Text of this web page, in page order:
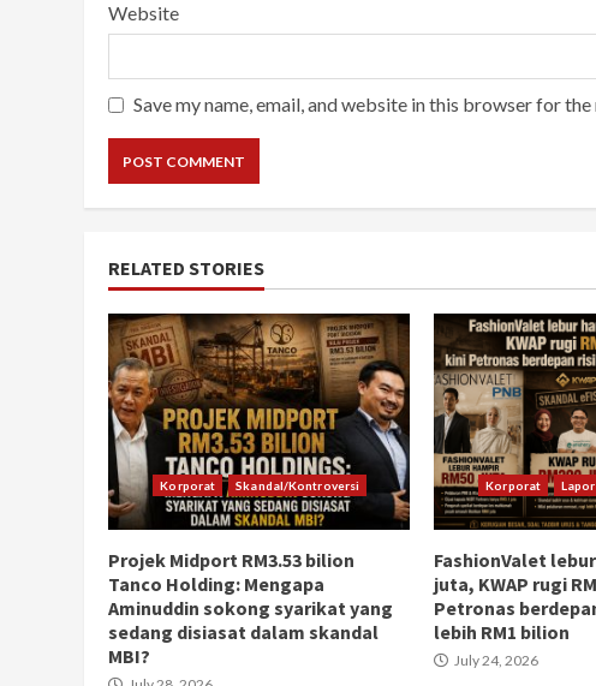
Website
Save my name, email, and website in this browser for
RELATED STORIES
Korporat Skandal/Kontroversi
Projek Midport RM3.53 bilion
Tanco Holding: Mengapa
Aminuddin sokong syarikat yang
sedang disiasat dalam skandal
MBI?
Korporat
FashionValet
juta, KWAP rugi
Petronas
lebih RM1 bilion
July 24, 2026